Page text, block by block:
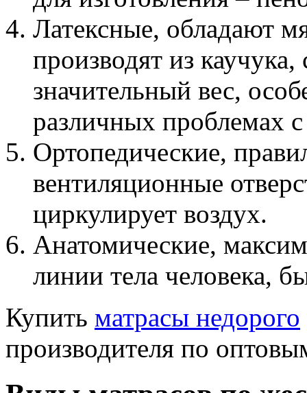
Латексные, обладают
производят из
значительный вес,
различных проблемах
Ортопедические,
вентиляционные
циркулирует воздух.
Анатомические,
линии тела человека,
Купить матрасы недорого
производителя по